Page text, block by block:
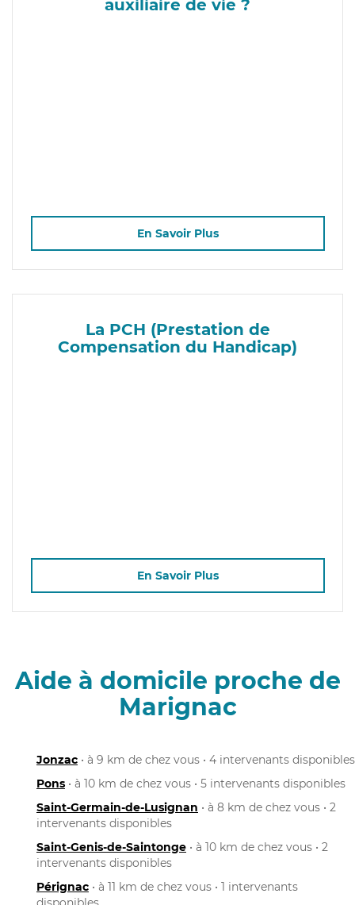
auxiliaire de vie ?
En Savoir Plus
La PCH (Prestation de
Compensation du Handicap)
En Savoir Plus
Aide à domicile proche de
Marignac
Jonzac • à 9 km de chez vous • 4 intervenants disponibles
Pons • à 10 km de chez vous • 5 intervenants disponibles
Saint-Germain-de-Lusignan • à 8 km de chez vous • 2
intervenants disponibles
Saint-Genis-de-Saintonge • à 10 km de chez vous • 2
intervenants disponibles
Pérignac • à 11 km de chez vous • 1 intervenants